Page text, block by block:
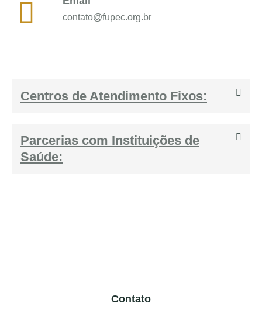
contato@fupec.org.br
Centros de Atendimento Fixos:
Parcerias com Instituições de
Saúde:
Contato